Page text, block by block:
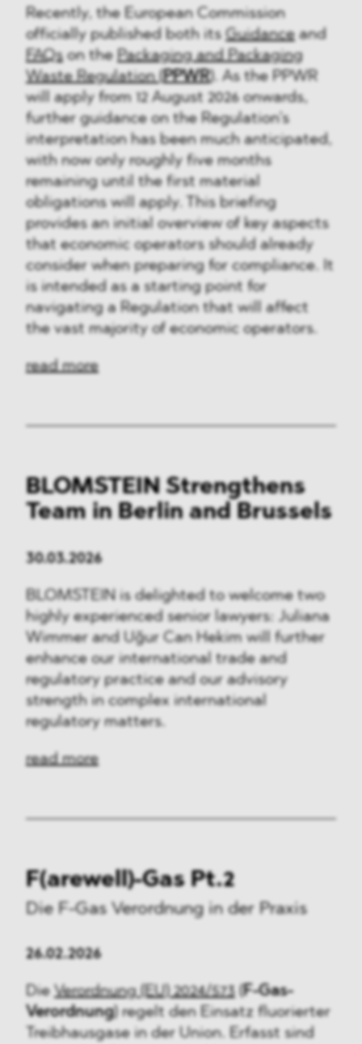
Recently, the European Commission
officially published both its Guidanceand
FAQson the Packaging and Packaging
Waste Regulation ( PPWR) . As the PPWR
will apply from 12 August 2026 onwards,
further guidance on the Regulation’s
interpretation has been much anticipated,
with now only roughly five months
remaining until the first material
obligations will apply. This briefing
provides an initial overview of key aspects
that economic operators should already
consider when preparing for compliance. It
is intended as a starting point for
navigating a Regulation that will affect
the vast majority of economic operators.
read more
BLOMSTEIN Strengthens
Team in Berlin and Brussels
30.03.2026
BLOMSTEIN is delighted to welcome two
highly experienced senior lawyers: Juliana
Wimmer and Uğur Can Hekim will further
enhance our international trade and
regulatory practice and our advisory
strength in complex international
regulatory matters.
read more
F(arewell)-Gas Pt.2
Die F-Gas Verordnung in der Praxis
26.02.2026
Die Verordnung (EU) 2024/573 (F-Gas-
Verordnung) regelt den Einsatz fluorierter
Treibhausgase in der Union. Erfasst sind